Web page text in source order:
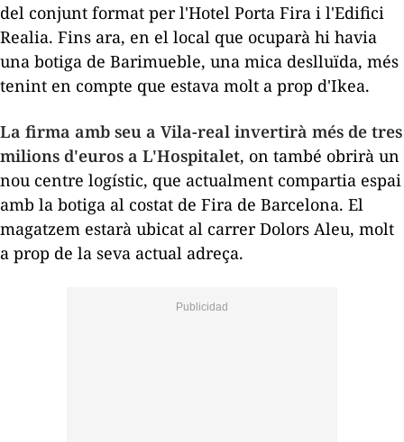
del conjunt format per l'Hotel Porta Fira i l'Edifici
Realia. Fins ara, en el local que ocuparà hi havia
una botiga de Barimueble, una mica deslluïda, més
tenint en compte que estava molt a prop d'Ikea.
La firma amb seu a Vila-real invertirà més de tres
milions d'euros a L'Hospitalet, on també obrirà un
nou centre logístic, que actualment compartia espai
amb la botiga al costat de Fira de Barcelona. El
magatzem estarà ubicat al carrer Dolors Aleu, molt
a prop de la seva actual adreça.